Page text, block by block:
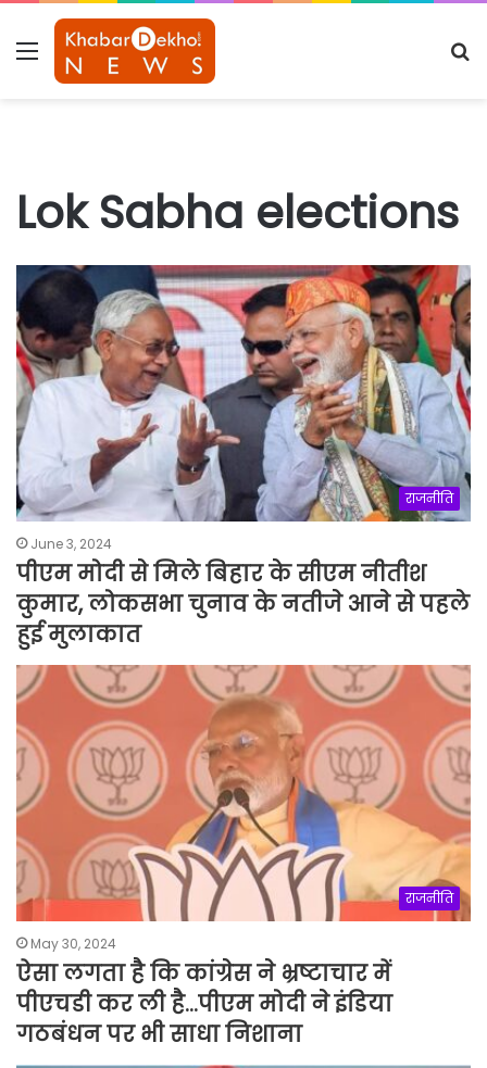
Menu
Lok Sabha elections
राजनीति
June 3, 2024
पीएम मोदी से मिले बिहार के सीएम नीतीश
कुमार, लोकसभा चुनाव के नतीजे आने से पहले
हुई मुलाकात
राजनीति
May 30, 2024
ऐसा लगता है कि कांग्रेस ने भ्रष्टाचार में
पीएचडी कर ली है…पीएम मोदी ने इंडिया
गठबंधन पर भी साधा निशाना